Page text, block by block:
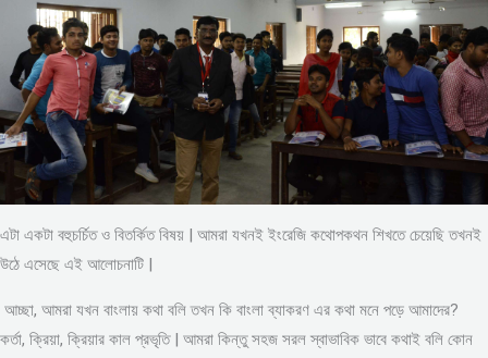
এটা একটা বহুচর্চিত ও বিতর্কিত বিষয় | আমরা যখনই ইংরেজি কথোপকথন শিখতে চেয়েছি তখনই
উঠে এসেছে এই আলোচনাটি |
আচ্ছা, আমরা যখন বাংলায় কথা বলি তখন কি বাংলা ব্যাকরণ এর কথা মনে পড়ে আমাদের?
কর্তা, ক্রিয়া, ক্রিয়ার কাল প্রভৃতি | আমরা কিন্তু সহজ সরল স্বাভাবিক ভাবে কথাই বলি কোন